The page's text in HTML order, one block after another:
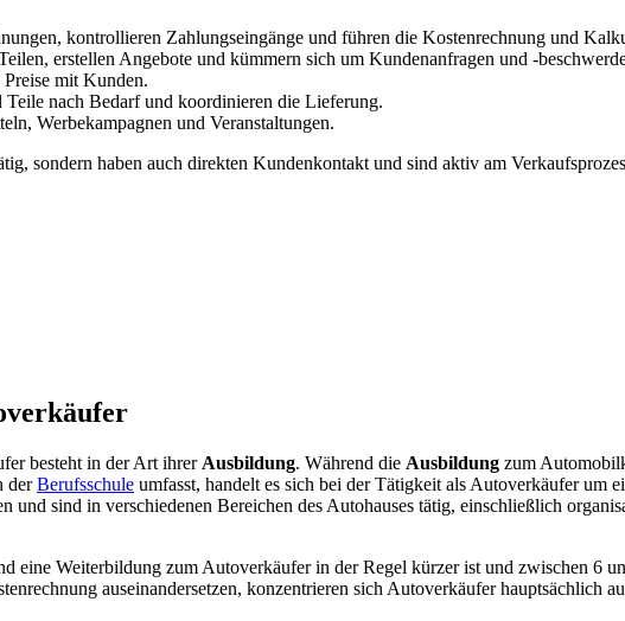
kontrollieren Zahlungseingänge und führen die Kostenrechnung und
erstellen Angebote und kümmern sich um Kundenanfragen und -
mit Kunden.
Teile nach Bedarf und koordinieren die Lieferung.
Werbekampagnen und Veranstaltungen.
sondern haben auch direkten Kundenkontakt und sind aktiv am
besteht in der Art ihrer Ausbildung. Während die Ausbildung zum
derBerufsschule umfasst, handelt es sich bei der Tätigkeit als Autoverkäufer um
sind in verschiedenen Bereichen des Autohauses tätig, einschließlich
eine Weiterbildung zum Autoverkäufer in der Regel kürzer ist und zwischen 6
auseinandersetzen, konzentrieren sich Autoverkäufer hauptsächlich